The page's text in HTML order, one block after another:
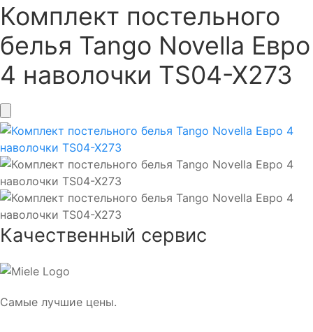
Комплект постельного
белья Tango Novella Евро
4 наволочки TS04-X273
Качественный сервис
Самые лучшие цены.